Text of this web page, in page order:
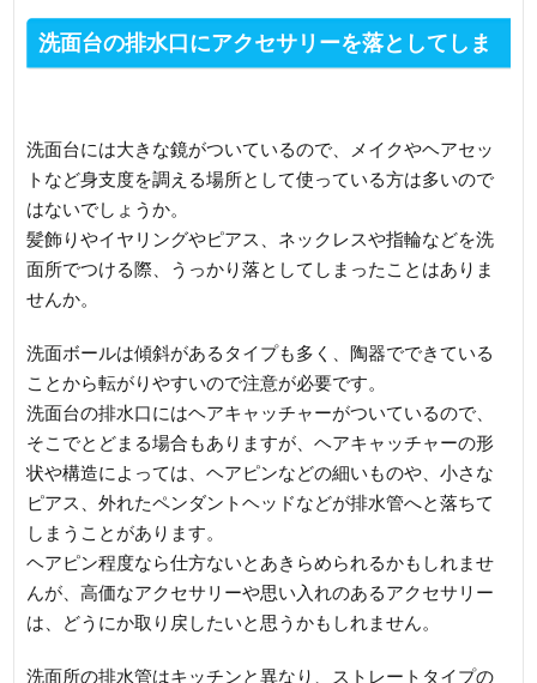
洗面台の排水口にアクセサリーを落としてしま
洗面台には大きな鏡がついているので、メイクやヘアセッ
トなど身支度を調える場所として使っている方は多いので
はないでしょうか。
髪飾りやイヤリングやピアス、ネックレスや指輪などを洗
面所でつける際、うっかり落としてしまったことはありま
せんか。
洗面ボールは傾斜があるタイプも多く、陶器でできている
ことから転がりやすいので注意が必要です。
洗面台の排水口にはヘアキャッチャーがついているので、
そこでとどまる場合もありますが、ヘアキャッチャーの形
状や構造によっては、ヘアピンなどの細いものや、小さな
ピアス、外れたペンダントヘッドなどが排水管へと落ちて
しまうことがあります。
ヘアピン程度なら仕方ないとあきらめられるかもしれませ
んが、高価なアクセサリーや思い入れのあるアクセサリー
は、どうにか取り戻したいと思うかもしれません。
洗面所の排水管はキッチンと異なり、ストレートタイプの